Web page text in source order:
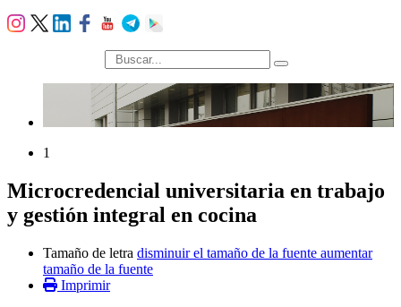
búsqueda
1
Microcredencial universitaria en trabajo
y gestión integral en cocina
Tamaño de letra disminuir el tamaño de la fuente aumentar
tamaño de la fuente
Imprimir